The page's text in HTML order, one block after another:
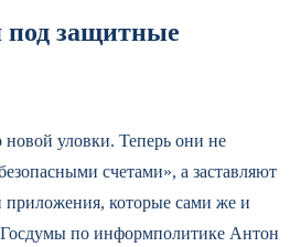
защитные
уловки. Теперь они не
счетами», а заставляют
приложения, которые сами же и
по информполитике Антон